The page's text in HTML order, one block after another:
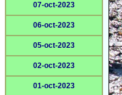
07-oct-2023
06-oct-2023
05-oct-2023
02-oct-2023
01-oct-2023